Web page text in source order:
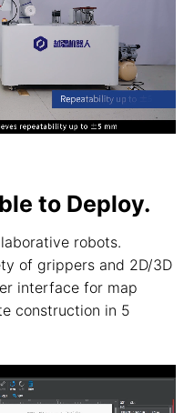
to Deploy.
robots.
of grippers and 2D/3D
interface for map
construction in 5